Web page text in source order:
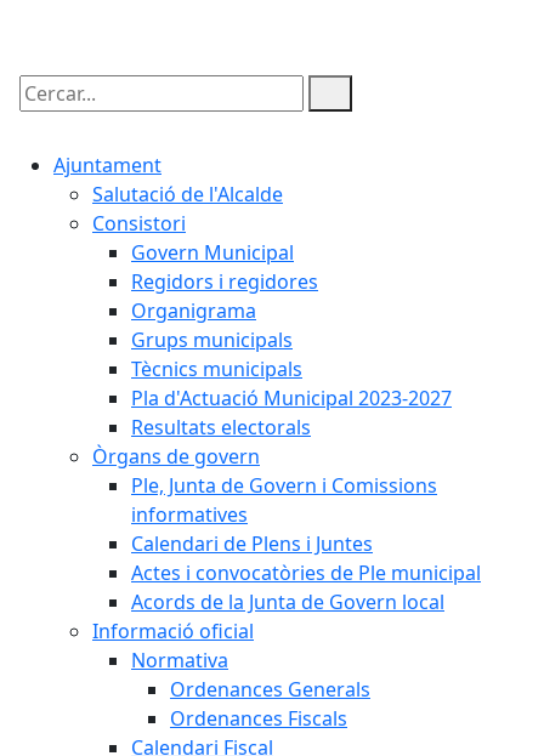
Cercar:
Ajuntament
Salutació de l'Alcalde
Consistori
Govern Municipal
Regidors i regidores
Organigrama
Grups municipals
Tècnics municipals
Pla d'Actuació Municipal 2023-2027
Resultats electorals
Òrgans de govern
Ple, Junta de Govern i Comissions
informatives
Calendari de Plens i Juntes
Actes i convocatòries de Ple municipal
Acords de la Junta de Govern local
Informació oficial
Normativa
Ordenances Generals
Ordenances Fiscals
Calendari Fiscal